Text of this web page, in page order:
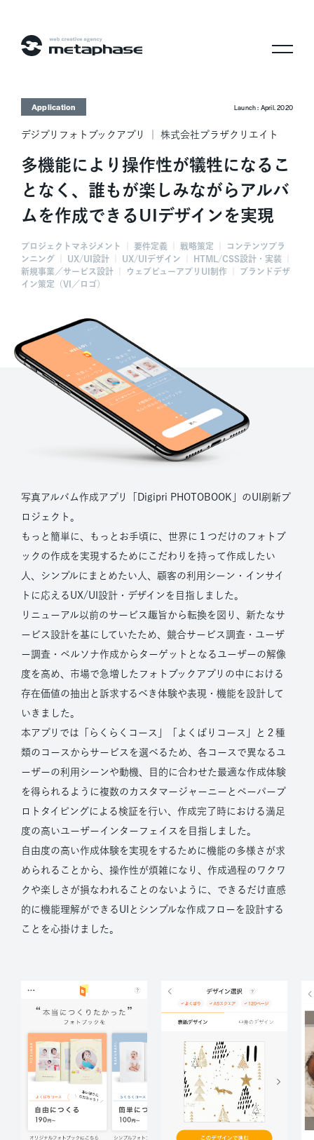
株式会社メタフェイズ
Application
デジプリフォトブックアプリ ｜ 株式会社プラザクリエイト
Launch : April. 2020
多機能により操作性が犠牲になるこ
となく、誰もが楽しみながらアルバ
ムを作成できるUIデザインを実現
プロジェクトマネジメント ｜ 要件定義 ｜ 戦略策定 ｜ コンテンツプラ
ンニング ｜ UX/UI設計 ｜ UX/UIデザイン ｜ HTML/CSS設計・実装 ｜
新規事業／サービス設計 ｜ ウェブビューアプリUI制作 ｜ ブランドデザ
イン策定（VI／ロゴ）
写真アルバム作成アプリ「Digipri PHOTOBOOK」のUI刷新プ
ロジェクト。
もっと簡単に、もっとお手頃に、世界に１つだけのフォトブ
ックの作成を実現するためにこだわりを持って作成したい
人、シンプルにまとめたい人、顧客の利用シーン・インサイ
トに応えるUX/UI設計・デザインを目指しました。
リニューアル以前のサービス趣旨から転換を図り、新たなサ
ービス設計を基にしていたため、競合サービス調査・ユーザ
ー調査・ペルソナ作成からターゲットとなるユーザーの解像
度を高め、市場で急増したフォトブックアプリの中における
存在価値の抽出と訴求するべき体験や表現・機能を設計して
いきました。
本アプリでは「らくらくコース」「よくばりコース」と２種
類のコースからサービスを選べるため、各コースで異なるユ
ーザーの利用シーンや動機、目的に合わせた最適な作成体験
を得られるように複数のカスタマージャーニーとペーパープ
ロトタイピングによる検証を行い、作成完了時における満足
度の高いユーザーインターフェイスを目指しました。
自由度の高い作成体験を実現をするために機能の多様さが求
められることから、操作性が煩雑になり、作成過程のワクワ
クや楽しさが損なわれることのないように、できるだけ直感
的に機能理解ができるUIとシンプルな作成フローを設計する
ことを心掛けました。